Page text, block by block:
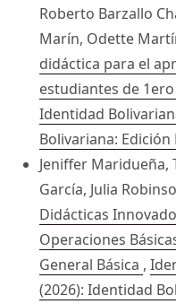
Roberto Barzallo
Marín, Odette
didáctica para el
estudiantes de
Identidad
Bolivariana: Edición
Jeniffer Maridueña,
García, Julia
Didácticas
Operaciones
General Básica ,
(2026): Identidad